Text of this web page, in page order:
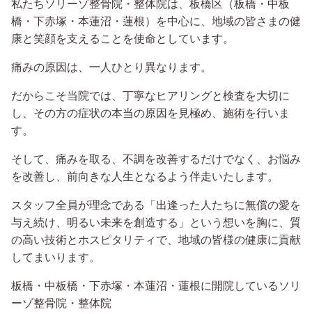
私たちソリーゾ整骨院・整体院は、板橋区（板橋・中板
橋・下赤塚・本蓮沼・蓮根）を中心に、地域の皆さまの健
康と笑顔を支えることを使命としています。
痛みの原因は、一人ひとり異なります。
だからこそ当院では、丁寧なヒアリングと検査を大切に
し、その方の症状の本当の原因を見極め、施術を行いま
す。
そして、痛みを取る、不調を改善するだけでなく、お悩み
を改善し、前向きな人生となるよう伴走いたします。
スタッフ全員が理念である「出逢った人たちに無償の愛を
与え続け、明るい未来を創造する」という想いを胸に、質
の高い技術とホスピタリティで、地域の皆様の健康に貢献
してまいります。
板橋・中板橋・下赤塚・本蓮沼・蓮根に開院しているソリ
ーゾ整骨院・整体院